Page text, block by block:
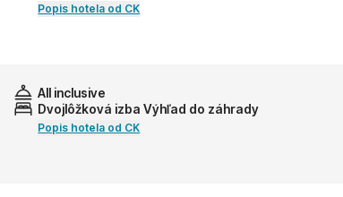
Popis hotela od CK
All inclusive
Dvojlôžková izba Výhľad do záhrady
Popis hotela od CK